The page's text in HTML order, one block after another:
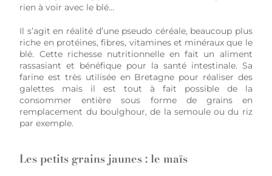
rien à voir avec le blé…
Il s’agit en réalité d’une pseudo céréale, beaucoup plus
riche en protéines, fibres, vitamines et minéraux que le
blé. Cette richesse nutritionnelle en fait un aliment
rassasiant et bénéfique pour la santé intestinale. Sa
farine est très utilisée en Bretagne pour réaliser des
galettes mais il est tout à fait possible de la
consommer entière sous forme de grains en
remplacement du boulghour, de la semoule ou du riz
par exemple.
Les petits grains jaunes : le maïs